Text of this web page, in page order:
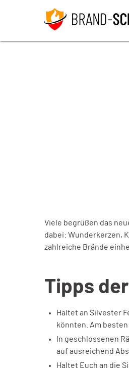
Viele begrüßen das
dabei: Wunderkerzen,
zahlreiche Brände
Tipps
Haltet an Silvester
könnten. Am
In geschlossenen
auf ausreichend
Haltet Euch an die